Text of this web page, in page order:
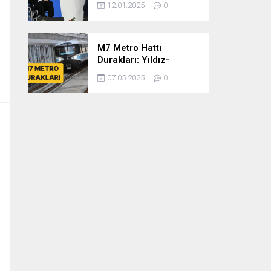
dönem
12.01.2025 0
M7 Metro Hattı
Durakları: Yıldız-
Mahmutbey Metro Hattı
Güzergahı ve Sefer
07.05.2025 0